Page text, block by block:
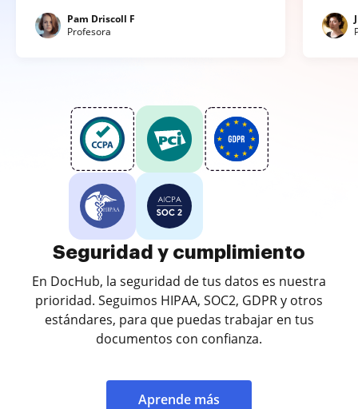
Pam Driscoll F
Profesora
Seguridad y cumplimiento
En DocHub, la seguridad de tus datos es nuestra
prioridad. Seguimos HIPAA, SOC2, GDPR y otros
estándares, para que puedas trabajar en tus
documentos con confianza.
Aprende más